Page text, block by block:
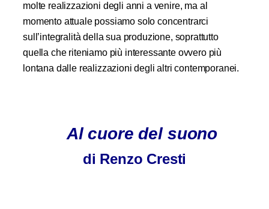
molte realizzazioni degli anni a venire, ma al
momento attuale possiamo solo concentrarci
sull’integralità della sua produzione, soprattutto
quella che riteniamo più interessante ovvero più
lontana dalle realizzazioni degli altri contemporanei.
Al cuore del suono
di Renzo Cresti